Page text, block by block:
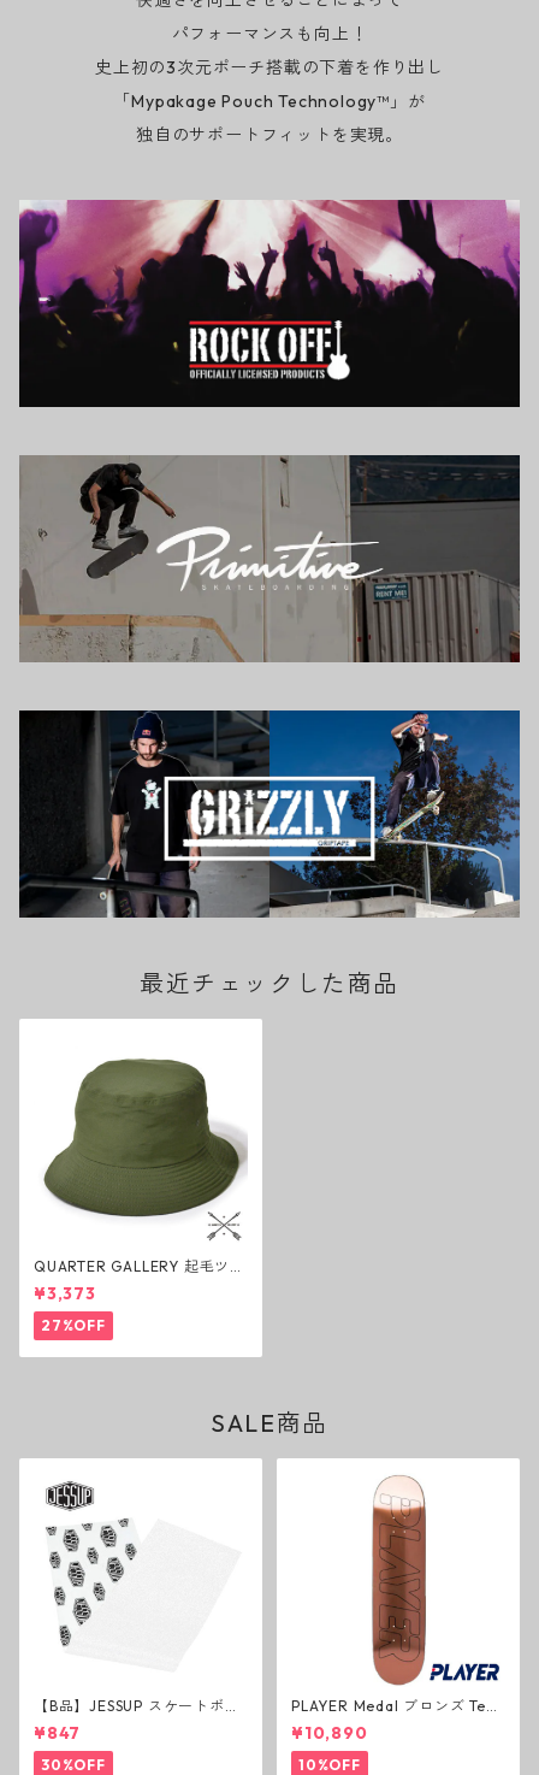
パフォーマンスも向上！
史上初の3次元ポーチ搭載の下着を作り出し
「Mypakage Pouch Technology™」が
独自のサポートフィットを実現。
最近チェックした商品
QUARTER GALLERY 起毛ツイ
ルバケットハット カーキ クォ
ーターギャラリー アウトドア
キャンプ 帽子
¥3,373
27%OFF
SALE商品
【B品】JESSUP スケートボー
ド グリップテープ ウルトラグ
リップ ホワイト デッキテープ
ジェスアップ ジェサップ
¥847
30%OFF
PLAYER Medal ブロンズ Tea
m Deck P3 スケートボードデ
ッキ プレイヤー メダル
¥10,890
10%OFF